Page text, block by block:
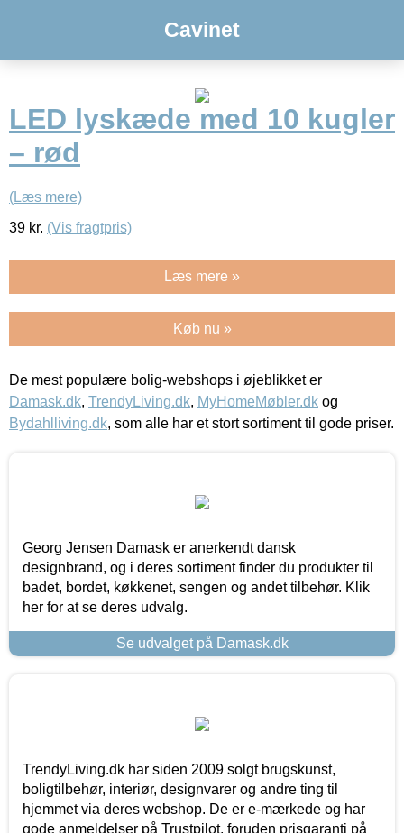
Cavinet
LED lyskæde med 10 kugler
– rød
(Læs mere)
39 kr. (Vis fragtpris)
Læs mere »
Køb nu »
De mest populære bolig-webshops i øjeblikket er
Damask.dk, TrendyLiving.dk, MyHomeMøbler.dk og
Bydahlliving.dk, som alle har et stort sortiment til gode priser.
Georg Jensen Damask er anerkendt dansk
designbrand, og i deres sortiment finder du produkter til
badet, bordet, køkkenet, sengen og andet tilbehør. Klik
her for at se deres udvalg.
Se udvalget på Damask.dk
TrendyLiving.dk har siden 2009 solgt brugskunst,
boligtilbehør, interiør, designvarer og andre ting til
hjemmet via deres webshop. De er e-mærkede og har
gode anmeldelser på Trustpilot, foruden prisgaranti på